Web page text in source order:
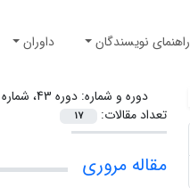
راهنمای نویسندگان داوران
دوره و شماره:دوره 43، شماره 1 - شماره پیاپی 74، مرداد 1403
تعداد مقالات:
17
مقاله مروری